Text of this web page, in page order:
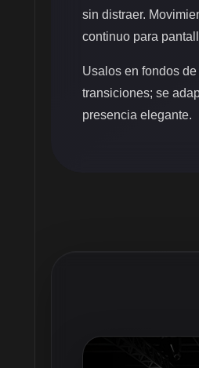
sin distraer.
continuo para
Usalos en fondos
transiciones; se
presencia elegante.